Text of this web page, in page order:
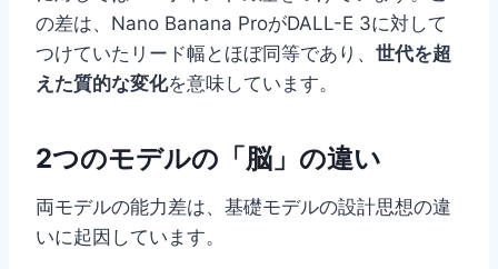
の差は、Nano Banana ProがDALL-E 3に対して
つけていたリード幅とほぼ同等であり、 世代を超
えた質的な変化を意味しています。
2つのモデルの「脳」の違い
両モデルの能力差は、基礎モデルの設計思想の違
いに起因しています。